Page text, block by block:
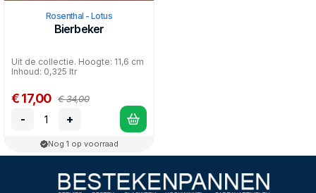
Rosenthal - Lotus
Bierbeker
Uit de collectie. Hoogte: 11,6 cm
Inhoud: 0,325 ltr
€ 17,00 € 34,00
- +
Nog 1 op voorraad